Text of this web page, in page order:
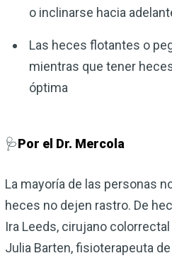
o inclinarse hacia
Las heces flotantes o
mientras que tener
óptima
🩺Por el Dr. Mercola
La mayoría de las personas
heces no dejen rastro. De
Ira Leeds, cirujano
Julia Barten, fisioterapeuta